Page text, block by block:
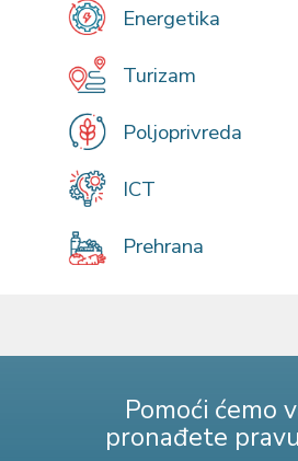
Energetika
Turizam
Poljoprivreda
ICT
Prehrana
Pomoći ćemo
pronađete